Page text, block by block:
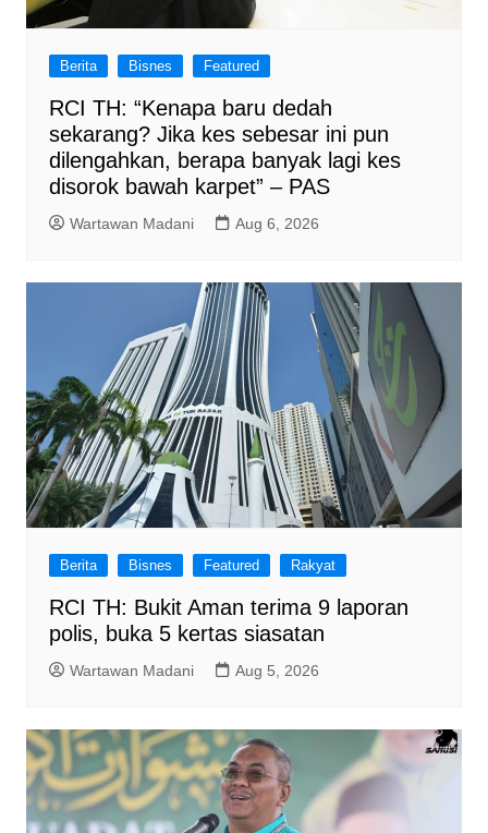
Berita Bisnes Featured
RCI TH: “Kenapa baru dedah
sekarang? Jika kes sebesar ini pun
dilengahkan, berapa banyak lagi kes
disorok bawah karpet” – PAS
Wartawan Madani Aug 6, 2026
Berita Bisnes Featured Rakyat
RCI TH: Bukit Aman terima 9 laporan
polis, buka 5 kertas siasatan
Wartawan Madani Aug 5, 2026